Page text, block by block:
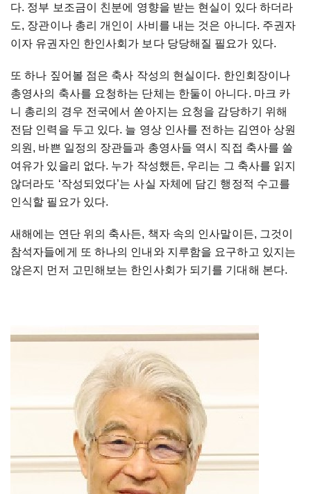
다. 정부 보조금이 친분에 영향을 받는 현실이 있다 하더라
도, 장관이나 총리 개인이 사비를 내는 것은 아니다. 주권자
이자 유권자인 한인사회가 보다 당당해질 필요가 있다.
또 하나 짚어볼 점은 축사 작성의 현실이다. 한인회장이나
총영사의 축사를 요청하는 단체는 한둘이 아니다. 마크 카
니 총리의 경우 전국에서 쏟아지는 요청을 감당하기
위해
전담 인력을 두고 있다. 늘 영상 인사를 전하는 김연아 상원
의원 , 바쁜 일정의 장관들과 총영사들 역시 직접 축사를 쓸
여유가 있을리 없다. 누가 작성했든, 우리는 그 축사를 읽지
않더라도 ‘작성되었다’는 사실 자체에 담긴 행정적 수고를
인식할 필요가 있다.
새해에는 연단 위의 축사든, 책자 속의 인사말이든, 그것이
참석자들에게
또 하나의 인내와 지루함을 요구하고 있지는
않은지
먼저 고민해보는 한인사회가 되기를 기대해 본다.